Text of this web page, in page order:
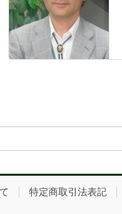
特定商取引法表記